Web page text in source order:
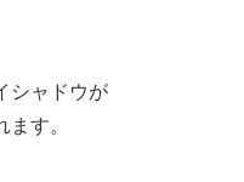
シャドウが
す。